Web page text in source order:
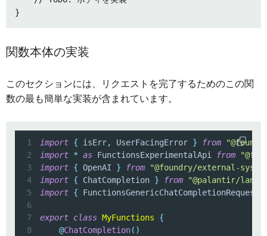
関数本体の実装
このセクションには、リクエストを完了するためのこの関
数の最も簡単な実装が含まれています。
1 import { isErr, UserFacingError } from
2
import * as FunctionsExperimentalApi from
3
import { OpenAI } from
"@foundry/external-
4
import { ChatCompletion } from
"@palantir/
5
import {
6
7
export class MyFunctions
{
8
@ChatCompletion( )